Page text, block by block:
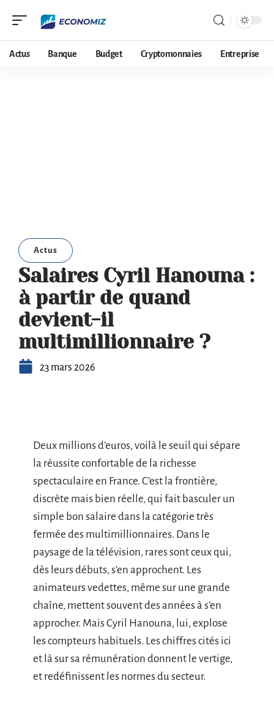
Actus Banque Budget Cryptomonnaies Entreprise
Actus
Salaires Cyril Hanouna :
à partir de quand
devient-il
multimillionnaire ?
23 mars 2026
Deux millions d’euros, voilà le seuil qui sépare
la réussite confortable de la richesse
spectaculaire en France. C’est la frontière,
discrète mais bien réelle, qui fait basculer un
simple bon salaire dans la catégorie très
fermée des multimillionnaires. Dans le
paysage de la télévision, rares sont ceux qui,
dès leurs débuts, s’en approchent. Les
animateurs vedettes, même sur une grande
chaîne, mettent souvent des années à s’en
approcher. Mais Cyril Hanouna, lui, explose
les compteurs habituels. Les chiffres cités ici
et là sur sa rémunération donnent le vertige,
et redéfinissent les normes du secteur.